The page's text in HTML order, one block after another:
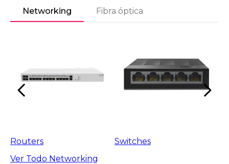
Networking Fibra óptica
Routers
Switches
Ver Todo Networking